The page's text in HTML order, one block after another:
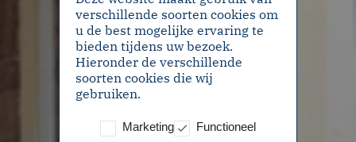
verschillende soorten cookies om
u de best mogelijke ervaring te
bieden tijdens uw bezoek.
Hieronder de verschillende
soorten cookies die wij
gebruiken.
Marketing Functioneel